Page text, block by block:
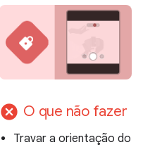
cancel O que não fazer
Travar a orientação do